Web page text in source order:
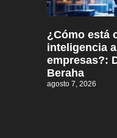
¿Cómo está
inteligencia
empresas?:
Beraha
agosto 7, 2026